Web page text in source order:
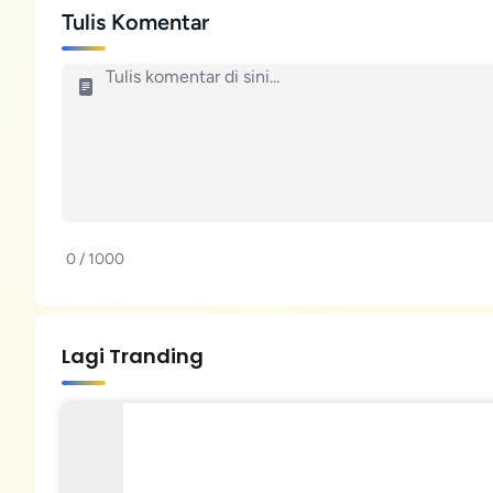
Tulis Komentar
0 / 1000
Lagi Tranding